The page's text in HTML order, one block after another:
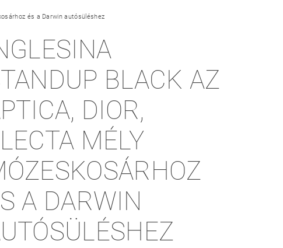
KAPCSOLAT
HASZNOS TANÁCSOK
és a Darwin autósüléshez
BLACK AZ
DIOR,
MÉLY
A DARWIN